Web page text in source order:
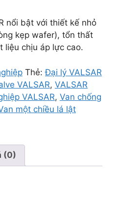
nổi bật với thiết kế nhỏ
kẹp wafer), tổn thất
liệu chịu áp lực cao.
Thẻ:Đại lý VALSAR
VALSAR, VALSAR
VALSAR, Van chống
một chiều lá lật
(0)